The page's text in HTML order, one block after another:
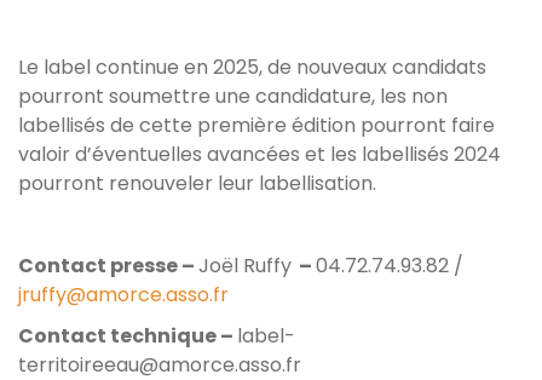
Le label continue en 2025, de nouveaux candidats
pourront soumettre une candidature, les non
labellisés de cette première édition pourront faire
valoir d’éventuelles avancées et les labellisés 2024
pourront renouveler leur labellisation.
Contact presse –Joël Ruffy –04.72.74.93.82 /
jruffy@amorce.asso.fr
Contact technique – label-
territoireeau@amorce.asso.fr